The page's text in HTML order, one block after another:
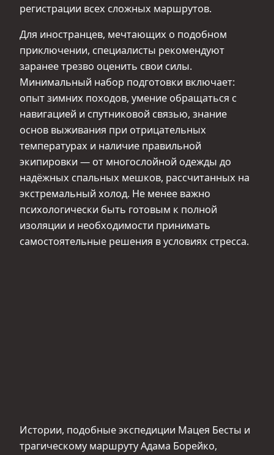
регистрации всех сложных маршрутов.
Для иностранцев, мечтающих о подобном
приключении, специалисты рекомендуют
заранее трезво оценить свои силы.
Минимальный набор подготовки включает:
опыт зимних походов, умение обращаться с
навигацией и спутниковой связью, знание
основ выживания при отрицательных
температурах и наличие правильной
экипировки — от многослойной одежды до
надёжных спальных мешков, рассчитанных на
экстремальный холод. Не менее важно
психологически быть готовым к полной
изоляции и необходимости принимать
самостоятельные решения в условиях стресса.
Истории, подобные экспедиции Мацея Бесты и
трагическому маршруту Адама Борейко,